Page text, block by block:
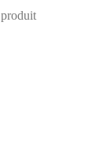
produit